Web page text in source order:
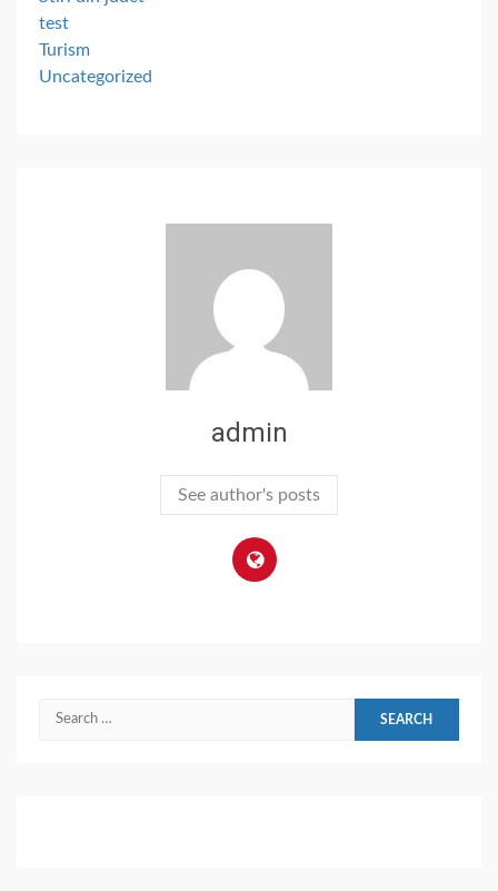
test
Turism
Uncategorized
admin
See author's posts
Search